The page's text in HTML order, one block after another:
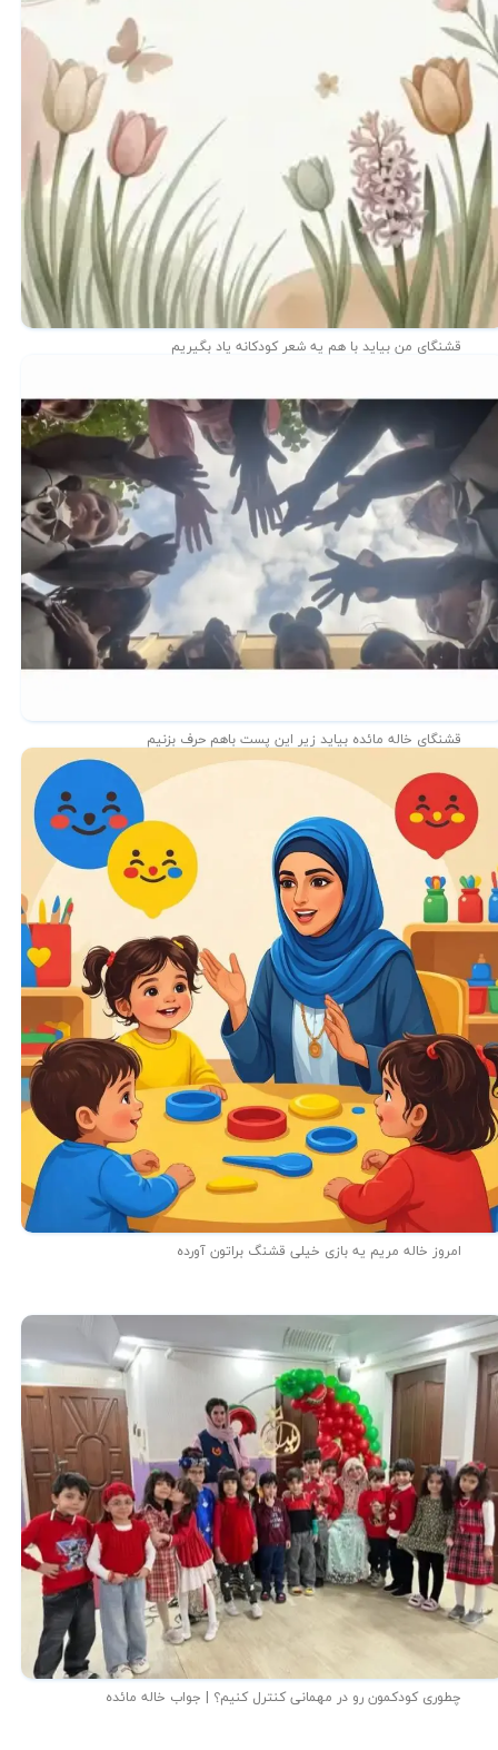
قشنگای من بيايد با هم یه شعر کودکانه ياد بگیریم
قشنگای خاله مائده بیاید زیر این پست باهم حرف بزنیم
امروز خاله مریم یه بازی خیلی قشنگ براتون آورده
چطوری کودکمون رو در مهمانی کنترل کنیم؟ | جواب خاله مائده